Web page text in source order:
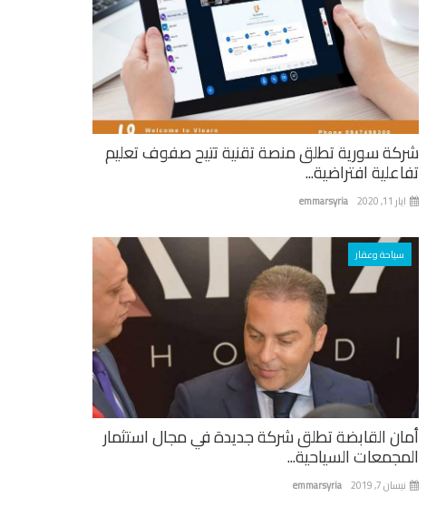
شركة سورية تطلق منصة تقنية تتيح صفوف تعليم
تفاعلية افتراضية...
emmarsyria ايار 11, 2020
سياحة وعقار
أمان القابضة تطلق شركة جديدة في مجال استثمار
المجمعات السياحية...
emmarsyria نيسان 7, 2019